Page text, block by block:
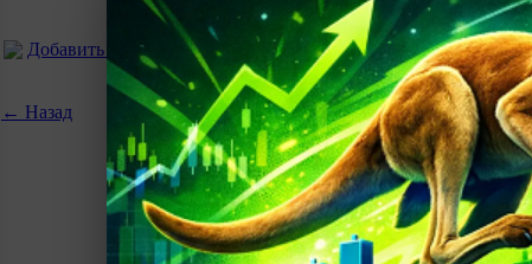
Добавить комментарий RSS-лента комментариев
← Назад